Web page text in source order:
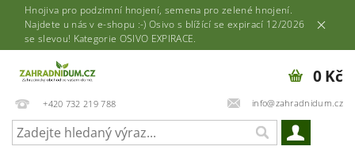
Hnojiva pro podzimní hnojení, semena pro zelené hnojení.
Najdete u nás v e-shopu :-) Osivo s blížící se expirací 12/2026
se slevou! Kategorie OSIVO EXPIRACE.
+420 732 219 788 info@zahradnidum.cz
0 Kč